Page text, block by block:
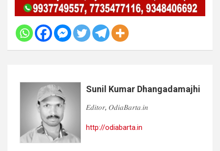
Sunil Kumar Dhangadamajhi
𝐸𝑑𝑖𝑡𝑜𝑟, 𝑂𝑑𝑖𝑎𝐵𝑎𝑟𝑡𝑎.𝑖𝑛
http://odiabarta.in